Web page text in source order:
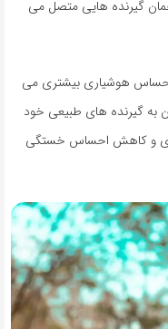
گیرنده هایی متصل می
هوشیاری بیشتری می
به گیرنده های طبیعی خود
و کاهش احساس خستگی